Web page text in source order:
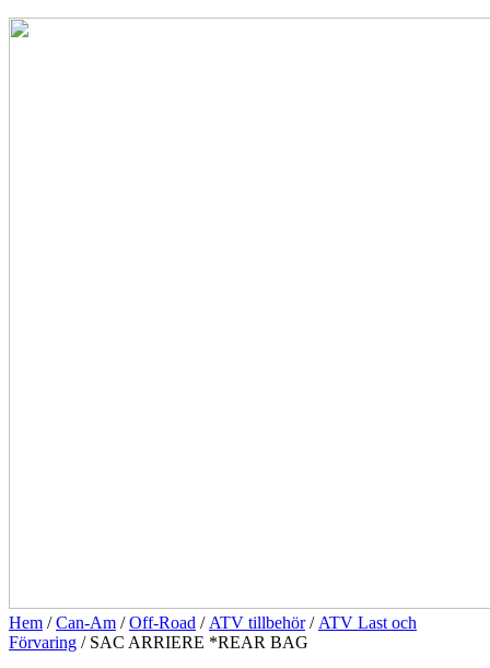
Hem /Can-Am /Off-Road / ATV tillbehör/ ATV Last och
Förvaring / SAC ARRIERE *REAR BAG